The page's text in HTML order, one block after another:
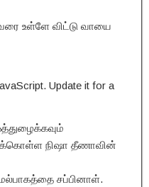
உள்ளே விட்டு வாயை
Update it for a
நிஷா தீணாவின்
சப்பினாள்.